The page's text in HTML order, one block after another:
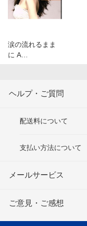
涙の流れるまま
に A…
ヘルプ・ご質問
配送料について
支払い方法について
メールサービス
ご意見・ご感想